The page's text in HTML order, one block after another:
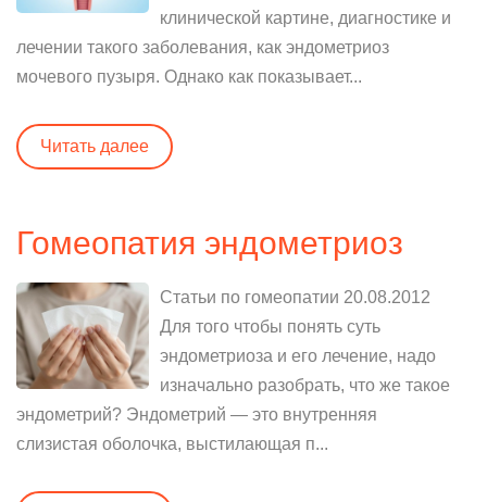
клинической картине, диагностике и
лечении такого заболевания, как эндометриоз
мочевого пузыря. Однако как показывает...
Читать далее
Гомеопатия эндометриоз
Статьи по гомеопатии 20.08.2012
Для того чтобы понять суть
эндометриоза и его лечение, надо
изначально разобрать, что же такое
эндометрий? Эндометрий — это внутренняя
слизистая оболочка, выстилающая п...